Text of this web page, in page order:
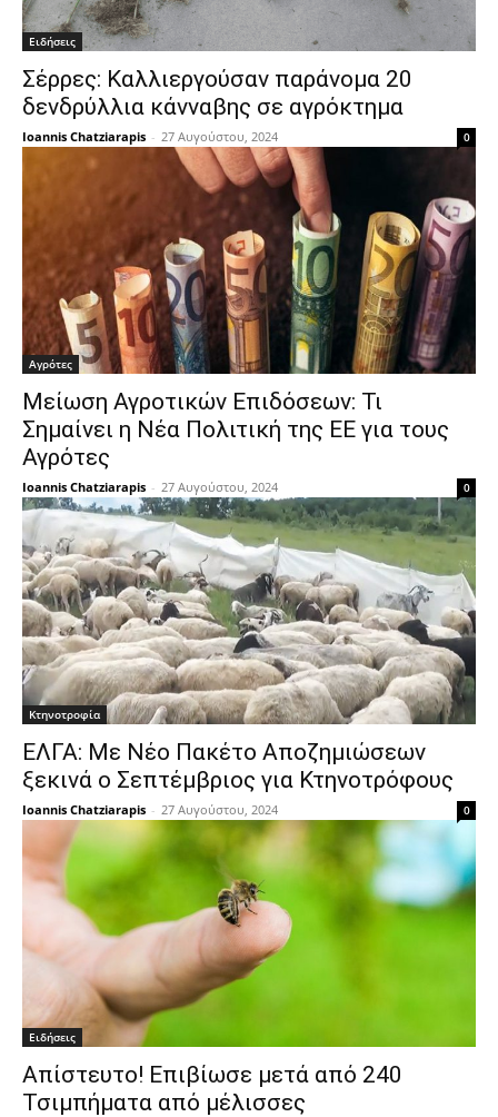
Ειδήσεις
Σέρρες: Καλλιεργούσαν παράνομα 20
δενδρύλλια κάνναβης σε αγρόκτημα
Ioannis Chatziarapis - 27 Αυγούστου, 2024 0
Αγρότες
Μείωση Αγροτικών Επιδόσεων: Τι
Σημαίνει η Νέα Πολιτική της ΕΕ για τους
Αγρότες
Ioannis Chatziarapis - 27 Αυγούστου, 2024 0
Κτηνοτροφία
ΕΛΓΑ: Με Νέο Πακέτο Αποζημιώσεων
ξεκινά ο Σεπτέμβριος για Κτηνοτρόφους
Ioannis Chatziarapis - 27 Αυγούστου, 2024 0
Ειδήσεις
Απίστευτο! Επιβίωσε μετά από 240
Τσιμπήματα από μέλισσες